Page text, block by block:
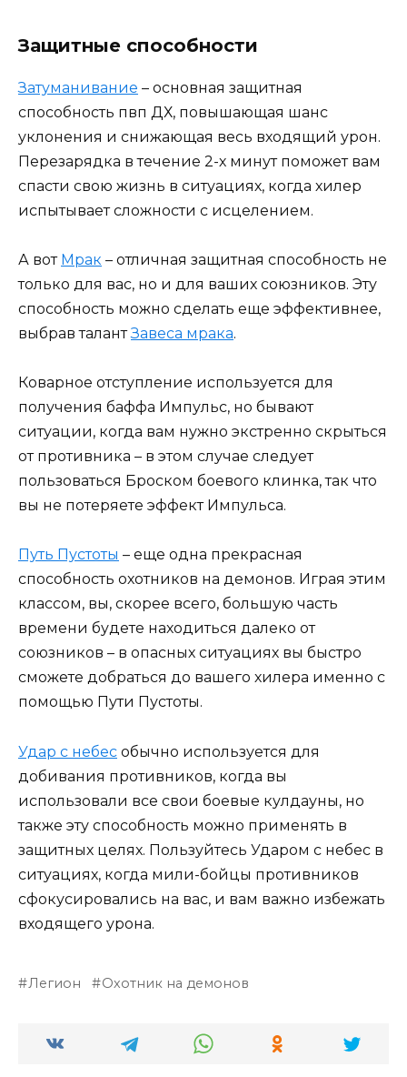
Защитные способности
Затуманивание – основная защитная
способность пвп ДХ, повышающая шанс
уклонения и снижающая весь входящий урон.
Перезарядка в течение 2-х минут поможет вам
спасти свою жизнь в ситуациях, когда хилер
испытывает сложности с исцелением.
А вот Мрак – отличная защитная способность не
только для вас, но и для ваших союзников. Эту
способность можно сделать еще эффективнее,
выбрав талантЗавеса мрака.
Коварное отступление используется для
получения баффа Импульс, но бывают
ситуации, когда вам нужно экстренно скрыться
от противника – в этом случае следует
пользоваться Броском боевого клинка, так что
вы не потеряете эффект Импульса.
Путь Пустоты – еще одна прекрасная
способность охотников на демонов. Играя этим
классом, вы, скорее всего, большую часть
времени будете находиться далеко от
союзников – в опасных ситуациях вы быстро
сможете добраться до вашего хилера именно с
помощью Пути Пустоты.
Удар с небес обычно используется для
добивания противников, когда вы
использовали все свои боевые кулдауны, но
также эту способность можно применять в
защитных целях. Пользуйтесь Ударом с небес в
ситуациях, когда мили-бойцы противников
сфокусировались на вас, и вам важно избежать
входящего урона.
Легион Охотник на демонов